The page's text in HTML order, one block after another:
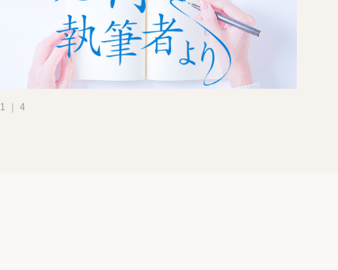
1 ｜ 4